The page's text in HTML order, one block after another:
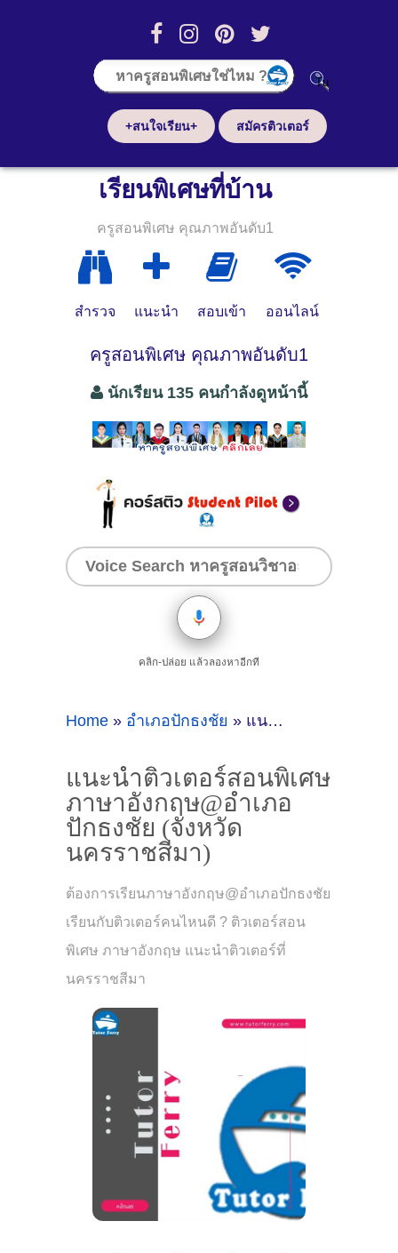
+สนใจเรียน+ สมัครติวเตอร์
เรียนพิเศษที่บ้าน
ครูสอนพิเศษ คุณภาพอันดับ1
สำรวจ แนะนำ สอบเข้า ออนไลน์
ครูสอนพิเศษ คุณภาพอันดับ1
นักเรียน 135 คนกำลังดูหน้านี้
คลิก-ปล่อย แล้วลองหาอีกที
Home » อำเภอปักธงชัย » แนะนำติวเตอร์สอนพิเศษภาษาอังกฤษ@อำเภอปักธงชัย (จังหวัดนครราชสีมา)
แนะนำติวเตอร์สอนพิเศษ
ภาษาอังกฤษ@อำเภอ
ปักธงชัย (จังหวัด
นครราชสีมา)
ต้องการเรียนภาษาอังกฤษ@อำเภอปักธงชัย
เรียนกับติวเตอร์คนไหนดี ? ติวเตอร์สอน
พิเศษ ภาษาอังกฤษ แนะนำติวเตอร์ที่
นครราชสีมา